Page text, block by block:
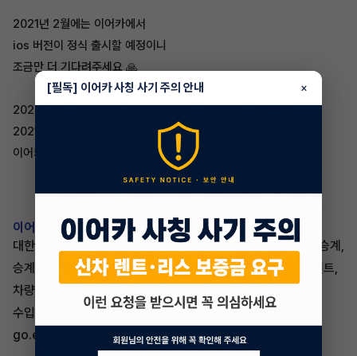
2021년 2월에는 이어카에서
ios 버전이 정식 출시할 예정이니
조금만 더 기다려주세요 🙏
2020년 한 해 정말 고생 많이 하셨고,
2021년에는 더 힘차고 여러분들을 위해 더 노력하는
이어카가 되겠습니다 . 감사합니다.
이어카 :: 승계|리스승계|렌트승계|장기렌트승계
대한민국 NO.1 승계앱 이어카 :: 리스승계, 렌트승계, 장기렌트승계,
승계, 리스, 자동차리스, 중고차리스, 중고차장기렌트, 중고차렌트,
차량렌탈, 중고리스, 수입중고차리스, 중고차리스승계,
수입차리스승계
go.eacar.co.kr
[필독] 이어카 사칭 사기 주의 안내 ×